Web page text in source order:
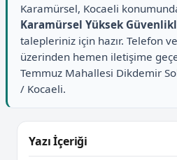
Karamürsel, Kocaeli
Karamürsel Yüksek
talepleriniz için hazır. Telefon
üzerinden hemen iletişime
Temmuz Mahallesi Dikdemir
/ Kocaeli.
Yazı İçeriği